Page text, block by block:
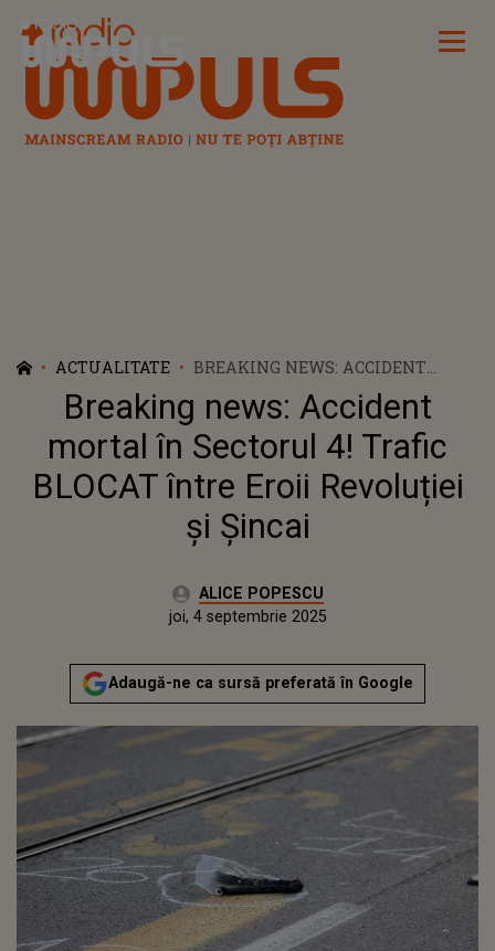
Radio Impuls
ACTUALITATE
BREAKING NEWS: ACCIDENT
MORTAL ÎN SECTORUL 4! TRAFIC
BLOCAT ÎNTRE EROII REVOLUȚIEI
ȘI ȘINCAI
Breaking news: Accident
mortal în Sectorul 4! Trafic
BLOCAT între Eroii Revoluției
și Șincai
Autor:ALICE POPESCU
joi, 4 septembrie 2025Actualizat:
joi, 4 septembrie 2025
Adaugă-ne ca sursă preferată în Google